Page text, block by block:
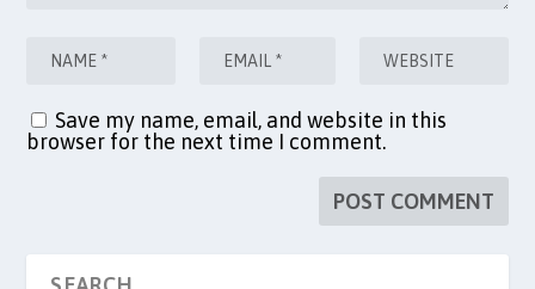
Save my name, email, and website in this
browser for the next time I comment.